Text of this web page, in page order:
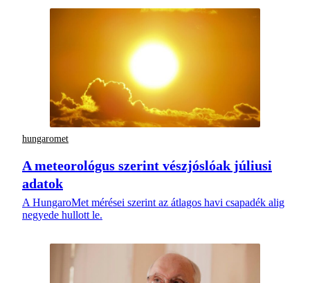
hungaromet
A meteorológus szerint vészjóslóak júliusi
adatok
A HungaroMet mérései szerint az átlagos havi csapadék alig
negyede hullott le.